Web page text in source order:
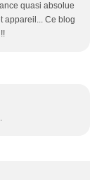
quasi absolue
appareil... Ce blog